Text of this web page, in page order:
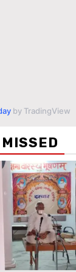
by TradingView